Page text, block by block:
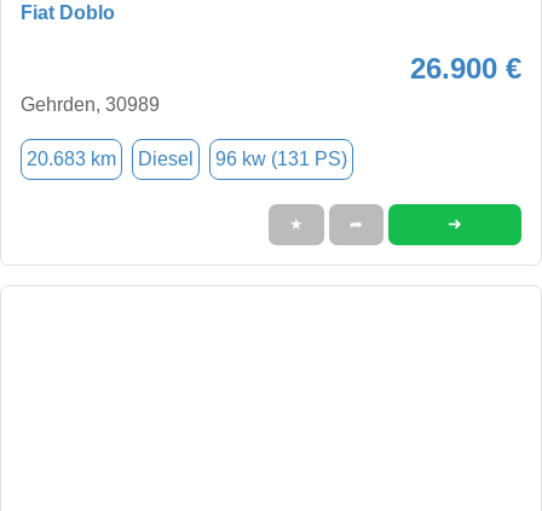
Fiat Doblo
26.900 €
Gehrden, 30989
20.683 km Diesel 96 kw (131 PS)
★ ➦ ➜